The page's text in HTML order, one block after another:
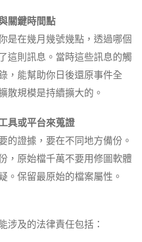
關鍵時間點
是在幾月幾號幾點，透過哪個
這則訊息。當時這些訊息的觸
，能幫助你日後還原事件全
散規模是持續擴大的。
具或平台來蒐證
的證據，要在不同地方備份。
，原始檔千萬不要用修圖軟體
。保留最原始的檔案屬性。
涉及的法律責任包括：